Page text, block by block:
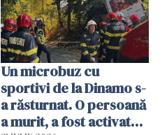
Un microbuz cu
sportivi de la Dinamo s-
a răsturnat. O persoană
a murit, a fost activat